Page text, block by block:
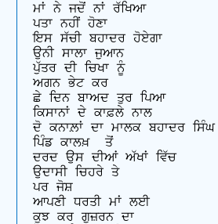
ਮਾਂ ਨੇ ਜਦੋਂ ਨਾਂ ਰੱਖਿਆ
ਪਤਾ ਨਹੀਂ ਹੋਣਾ
ਇਸ ਸੱਚੀ ਬਹਾਦਰ ਹੋਏਗਾ
ਉਨੀ ਸਾਲਾ ਜੁਆਨ
ਪੁੱਤਰ ਦੀ ਚਿਖਾ ਨੂੰ
ਅਗਨ ਭੇਟ ਕਰ
ਛੇ ਦਿਨ ਬਾਅਦ ਤੁਰ ਪਿਆ
ਕਿਸਾਨਾਂ ਦੇ ਕਾਫ਼ਲੇ ਨਾਲ
ਦੋ ਕਨਾਲ਼ਾਂ ਦਾ ਮਾਲਕ ਬਹਾਦਰ ਸਿੰਘ
ਪਿੰਡ ਕਾਲਖ਼  ਤੋਂ
ਦਰਦ ਉਸ ਦੀਆਂ ਅੱਖਾਂ ਵਿੱਚ
ਉਦਾਸੀ ਚਿਹਰੇ ਤੇ
ਪਰ ਜੋਸ਼
ਆਪਣੀ ਧਰਤੀ ਮਾਂ ਲਈ
ਕੁਝ ਕਰ ਗੁਜ਼ਰਨ ਦਾ